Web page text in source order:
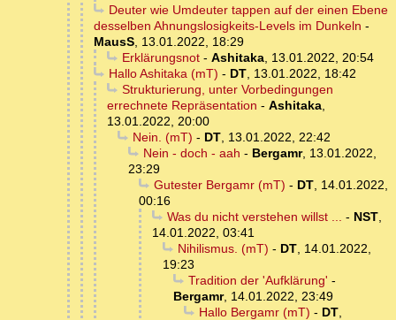
Deuter wie Umdeuter tappen auf der einen Ebene
desselben Ahnungslosigkeits-Levels im Dunkeln -
MausS, 13.01.2022, 18:29
Erklärungsnot- Ashitaka, 13.01.2022, 20:54
Hallo Ashitaka (mT) - DT, 13.01.2022, 18:42
Strukturierung, unter Vorbedingungen
errechnete Repräsentation - Ashitaka,
13.01.2022, 20:00
Nein. (mT) - DT, 13.01.2022, 22:42
Nein - doch - aah - Bergamr, 13.01.2022,
23:29
Gutester Bergamr (mT) - DT, 14.01.2022,
00:16
Was du nicht verstehen willst ... - NST,
14.01.2022, 03:41
Nihilismus. (mT) - DT, 14.01.2022,
19:23
Tradition der 'Aufklärung' -
Bergamr, 14.01.2022, 23:49
Hallo Bergamr (mT) - DT,